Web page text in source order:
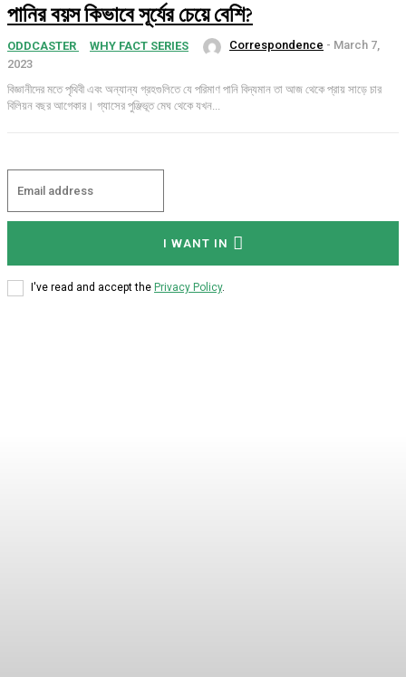
পানির বয়স কিভাবে সূর্যের চেয়ে বেশি?
ODDCASTER WHY FACT SERIES Correspondence - March 7,
2023
বিজ্ঞানীদের মতে পৃথিবী এবং অন্যান্য গ্রহগুলিতে যে পরিমাণ পানি বিদ্যমান তা আজ থেকে প্রায় সাড়ে চার
বিলিয়ন বছর আগেকার। গ্যাসের পুঞ্জিভূত মেঘ থেকে যখন...
I WANT IN
I've read and accept the Privacy Policy.